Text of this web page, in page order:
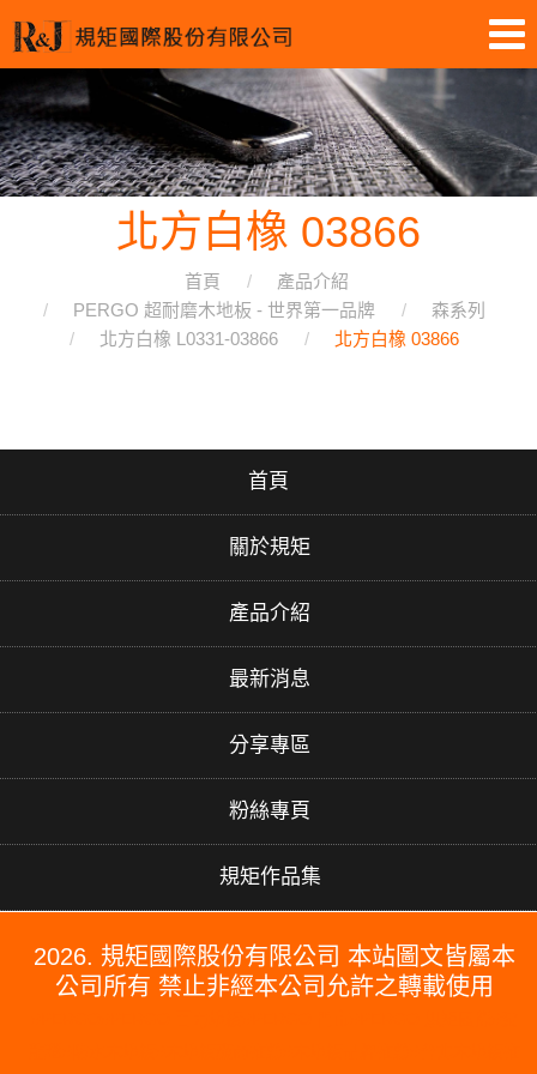
北方白橡 03866
首頁
產品介紹
PERGO 超耐磨木地板 - 世界第一品牌
森系列
北方白橡 L0331-03866
北方白橡 03866
首頁
關於規矩
產品介紹
最新消息
分享專區
粉絲專頁
規矩作品集
2026. 規矩國際股份有限公司 本站圖文皆屬本
公司所有 禁止非經本公司允許之轉載使用